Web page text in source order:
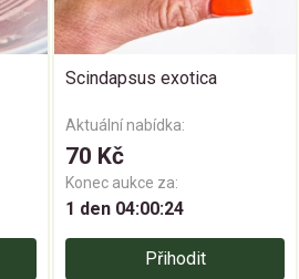
Scindapsus exotica
Aktuální nabídka:
70 Kč
Konec aukce za:
1 den 04:00:24
Přihodit